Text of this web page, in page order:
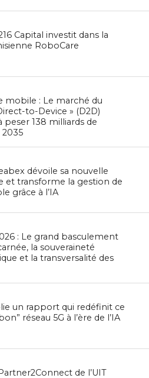
Capital investit dans la
RoboCare
mobile : Le marché du
to-Device » (D2D)
peser 138 milliards de
2035
dévoile sa nouvelle
et transforme la gestion de
grâce à l’IA
: Le grand basculement
la souveraineté
et la transversalité des
un rapport qui redéfinit ce
réseau 5G à l’ère de l’IA
de l’UIT